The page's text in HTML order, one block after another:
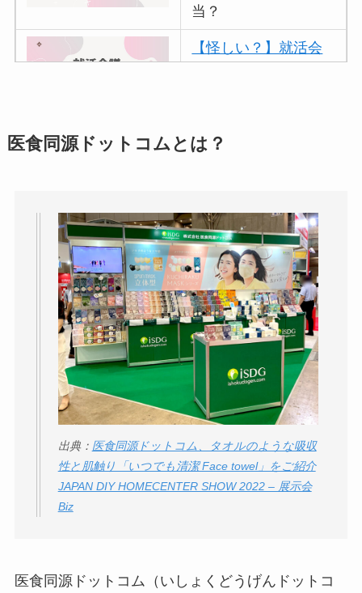
当？
【怪しい？】就活会
アトムクリニックは
本当？
【怪しい？】帝国デ
ータバンクの口コ
ミ・評判は実際ど
う？
【怪しい？】セルプ
ロモート株式会社の
口コミ・評判 は実際
どう？
【怪しい？】TikTok
Liteの口コミ・評判
ョンは怪しい？口コ
医食同源ドットコムとは？
出典： 医食同源ドットコム、タオルのような吸収
性と肌触り「いつでも清潔 Face towel」をご紹介
JAPAN DIY HOMECENTER SHOW 2022 – 展示会
Biz
医食同源ドットコム（いしょくどうげんドットコ